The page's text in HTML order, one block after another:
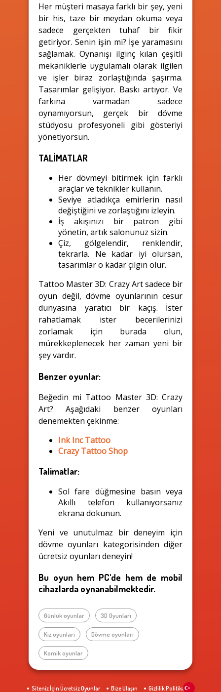
Her müşteri masaya farklı bir şey, yeni
bir his, taze bir meydan okuma veya
sadece gerçekten tuhaf bir fikir
getiriyor. Senin işin mi? İşe yaramasını
sağlamak. Oynanışı ilginç kılan çeşitli
mekaniklerle uygulamalı olarak ilgilen
ve işler biraz zorlaştığında şaşırma.
Tasarımlar gelişiyor. Baskı artıyor. Ve
farkına varmadan sadece
oynamıyorsun, gerçek bir dövme
stüdyosu profesyoneli gibi gösteriyi
yönetiyorsun.
TALİMATLAR
Her dövmeyi bitirmek için farklı
araçlar ve teknikler kullanın.
Seviye atladıkça emirlerin nasıl
değiştiğini ve zorlaştığını izleyin.
İş akışınızı bir patron gibi
yönetin, artık salonunuz sizin.
Çiz, gölgelendir, renklendir,
tekrarla. Ne kadar iyi olursan,
tasarımlar o kadar çılgın olur.
Tattoo Master 3D: Crazy Art sadece bir
oyun değil, dövme oyunlarının cesur
dünyasına yaratıcı bir kaçış. İster
rahatlamak ister becerilerinizi
zorlamak için burada olun,
mürekkeplenecek her zaman yeni bir
şey vardır.
Benzer oyunlar:
Beğedin mi Tattoo Master 3D: Crazy
Art? Aşağıdaki benzer oyunları
denemekten çekinme:
Ink Inc Tattoo
Crazy Tattoo Shop
Talimatlar:
Sol fare düğmesine basın veya
Akıllı telefon kullanıyorsanız
ekrana dokunun.
Yeni ve unutulmaz bir deneyim için
dövme oyunları kategorisinden diğer
ücretsiz oyunları deneyin!
Bu oyun hem PC'de hem de mobil
cihazlarda oynanabilmektedir.
Günlük oyunlar 3D Oyunları
Kız oyunları Dövme oyunları
Komik oyunlar
Siteniz İçin Ücretsiz Oyunlar Bize Ulaşın Gizlilik Politikası